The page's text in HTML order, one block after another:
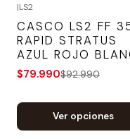
|LS2
CASCO LS2 FF
RAPID STRATUS
AZUL ROJO
$79.990$92.990
Ver opciones